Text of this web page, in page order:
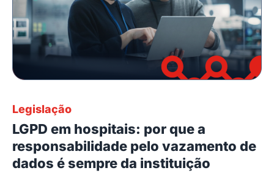
Legislação
LGPD em hospitais: por que a
responsabilidade pelo vazamento de
dados é sempre da instituição